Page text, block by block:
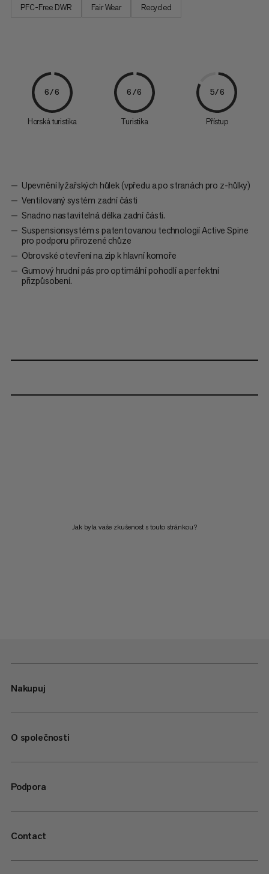
PFC-Free DWR
Fair Wear Recycled
6/6
Horská turistika
6/6
Turistika
5/6
Přístup
Upevnění lyžařských hůlek (vpředu a po stranách pro z-hůlky)
Ventilovaný systém zadní části
Snadno nastavitelná délka zadní části.
Suspensionsystém s patentovanou technologií Active Spine
pro podporu přirozené chůze
Obrovské otevření na zip k hlavní komoře
Gumový hrudní pás pro optimální pohodlí a perfektní
přizpůsobení.
Jak byla vaše zkušenost s touto stránkou?
Nakupuj
O společnosti
Podpora
Contact